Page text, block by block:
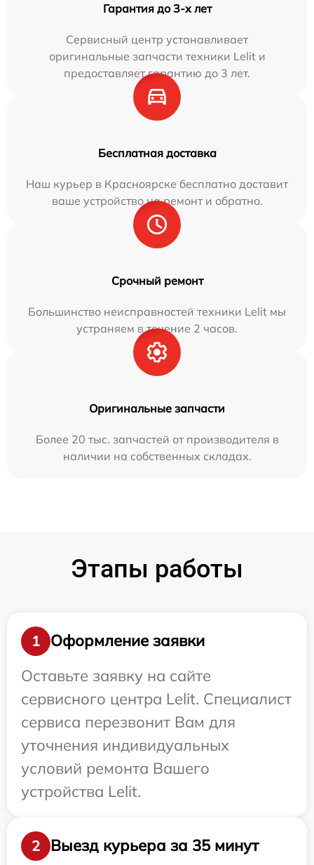
Гарантия до 3-х лет
Сервисный центр устанавливает
оригинальные запчасти техники Lelit и
предоставляет гарантию до 3 лет.
Бесплатная доставка
Наш курьер в Красноярске бесплатно доставит
ваше устройство на ремонт и обратно.
Срочный ремонт
Большинство неисправностей техники Lelit мы
устраняем в течение 2 часов.
Оригинальные запчасти
Более 20 тыс. запчастей от производителя в
наличии на собственных складах.
Этапы работы
1
Оформление заявки
Оставьте заявку на сайте
сервисного центра Lelit. Специалист
сервиса перезвонит Вам для
уточнения индивидуальных
условий ремонта Вашего
устройства Lelit.
2 Выезд курьера за 35 минут